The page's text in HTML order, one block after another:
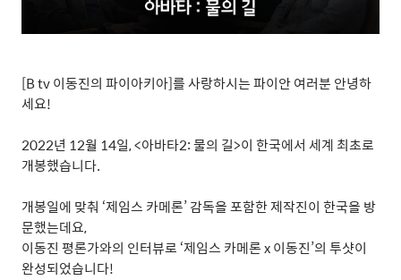
[B tv이동진의 파이아키아]를 사랑하시는 파이안 여러분 안녕하
세요!
2022년 12월 14일, <아바타2:물의 길>이 한국에서 세계 최초로
개봉했습니다.
개봉일에 맞춰 ‘제임스 카메론’감독을 포함한 제작진이 한국을 방
문했는데요,
이동진 평론가와의 인터뷰로 ‘제임스 카메론x이동진’의 투샷이
완성되었습니다!